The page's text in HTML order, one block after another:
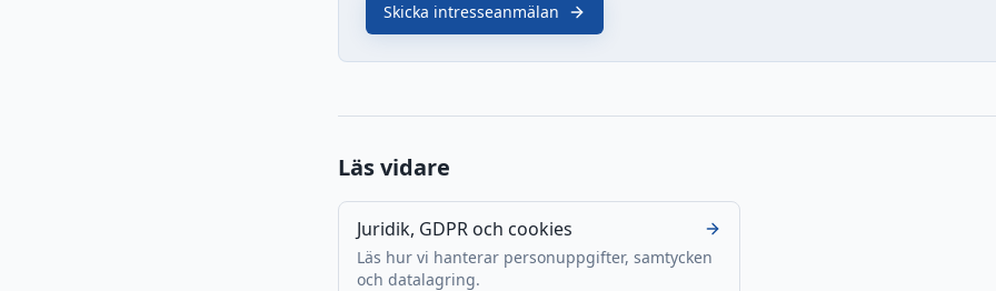
Skicka intresseanmälan
Läs vidare
Juridik, GDPR och cookies
Läs hur vi hanterar personuppgifter, samtycken
och datalagring.